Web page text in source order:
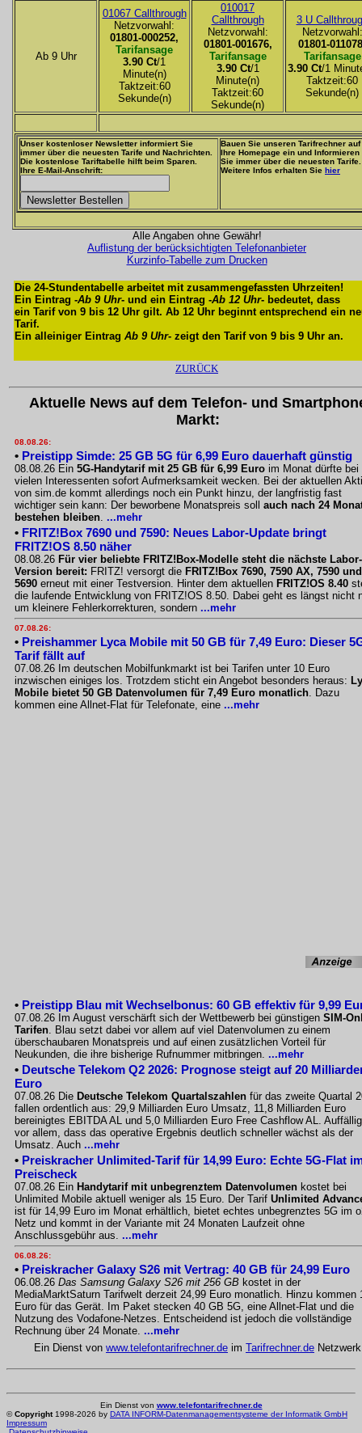
Ab 9 Uhr
01067 Callthrough
Netzvorwahl:
01801-000252,
Tarifansage
3.90 Ct/1
Minute(n)
Taktzeit:60
Sekunde(n)
010017
Callthrough
Netzvorwahl:
01801-001676,
Tarifansage
3.90 Ct/1
Minute(n)
Taktzeit:60
Sekunde(n)
3 U
Netzvorwahl:
01801-
Tarifansage
3.90 Ct/1
Taktzeit:60
Sekunde(n)
Unser kostenloser Newsletter informiert Sie
immer über die neuesten Tarife und Nachrichten.
Die kostenlose Tariftabelle hilft beim Sparen.
Ihre E-Mail-Anschrift:
Bauen Sie unseren Tarifrechner auf
Ihre Homepage ein und Informieren
Sie immer über die neuesten Tarife.
Weitere Infos erhalten Sie hier
Alle Angaben ohne Gewähr!
Auflistung der berücksichtigten Telefonanbieter
Kurzinfo-Tabelle zum Drucken
Die 24-Stundentabelle arbeitet mit zusammengefassten Uhrzeiten!
Ein Eintrag -Ab 9 Uhr- und ein Eintrag -Ab 12 Uhr- bedeutet, dass
ein Tarif von 9 bis 12 Uhr gilt. Ab 12 Uhr beginnt entsprechend ein
Tarif.
Ein alleiniger Eintrag Ab 9 Uhr- zeigt den Tarif von 9 bis 9 Uhr an.
ZURÜCK
Aktuelle News auf dem Telefon- und
Markt:
08.08.26:
• Preistipp Simde: 25 GB 5G für 6,99 Euro dauerhaft günstig
08.08.26 Ein 5G-Handytarif mit 25 GB für 6,99 Euro im Monat dürfte bei
vielen Interessenten sofort Aufmerksamkeit wecken. Bei der aktuellen
von sim.de kommt allerdings noch ein Punkt hinzu, der langfristig fast
wichtiger sein kann: Der beworbene Monatspreis soll auch nach 24
bestehen bleiben. ...mehr
• FRITZ!Box 7690 und 7590: Neues Labor-Update bringt
FRITZ!OS 8.50 näher
08.08.26 Für vier beliebte FRITZ!Box-Modelle steht die nächste Labor-
Version bereit: FRITZ! versorgt die FRITZ!Box 7690, 7590 AX, 7590 und
5690 erneut mit einer Testversion. Hinter dem aktuellen FRITZ!OS 8.40
die laufende Entwicklung von FRITZ!OS 8.50. Dabei geht es längst nicht
um kleinere Fehlerkorrekturen, sondern ...mehr
07.08.26:
• Preishammer Lyca Mobile mit 50 GB für 7,49 Euro: Dieser
Tarif fällt auf
07.08.26 Im deutschen Mobilfunkmarkt ist bei Tarifen unter 10 Euro
inzwischen einiges los. Trotzdem sticht ein Angebot besonders heraus:
Mobile bietet 50 GB Datenvolumen für 7,49 Euro monatlich. Dazu
kommen eine Allnet-Flat für Telefonate, eine ...mehr
• Preistipp Blau mit Wechselbonus: 60 GB effektiv für 9,99
07.08.26 Im August verschärft sich der Wettbewerb bei günstigen SIM-
Tarifen. Blau setzt dabei vor allem auf viel Datenvolumen zu einem
überschaubaren Monatspreis und auf einen zusätzlichen Vorteil für
Neukunden, die ihre bisherige Rufnummer mitbringen. ...mehr
• Deutsche Telekom Q2 2026: Prognose steigt auf 20
Euro
07.08.26 Die Deutsche Telekom Quartalszahlen für das zweite Quartal
fallen ordentlich aus: 29,9 Milliarden Euro Umsatz, 11,8 Milliarden Euro
bereinigtes EBITDA AL und 5,0 Milliarden Euro Free Cashflow AL.
vor allem, dass das operative Ergebnis deutlich schneller wächst als der
Umsatz. Auch ...mehr
• Preiskracher Unlimited-Tarif für 14,99 Euro: Echte 5G-Flat
Preischeck
07.08.26 Ein Handytarif mit unbegrenztem Datenvolumen kostet bei
Unlimited Mobile aktuell weniger als 15 Euro. Der Tarif Unlimited
ist für 14,99 Euro im Monat erhältlich, bietet echtes unbegrenztes 5G im
Netz und kommt in der Variante mit 24 Monaten Laufzeit ohne
Anschlussgebühr aus. ...mehr
06.08.26:
• Preiskracher Galaxy S26 mit Vertrag: 40 GB für 24,99 Euro
06.08.26 Das Samsung Galaxy S26 mit 256 GB kostet in der
MediaMarktSaturn Tarifwelt derzeit 24,99 Euro monatlich. Hinzu kommen
Euro für das Gerät. Im Paket stecken 40 GB 5G, eine Allnet-Flat und die
Nutzung des Vodafone-Netzes. Entscheidend ist jedoch die vollständige
Rechnung über 24 Monate. ...mehr
Ein Dienst von www.telefontarifrechner.de im Tarifrechner.de Netzwerk
Ein Dienst von www.telefontarifrechner.de
©Copyright1998-2026 by DATA INFORM-Datenmanagementsysteme der Informatik GmbH
Impressum